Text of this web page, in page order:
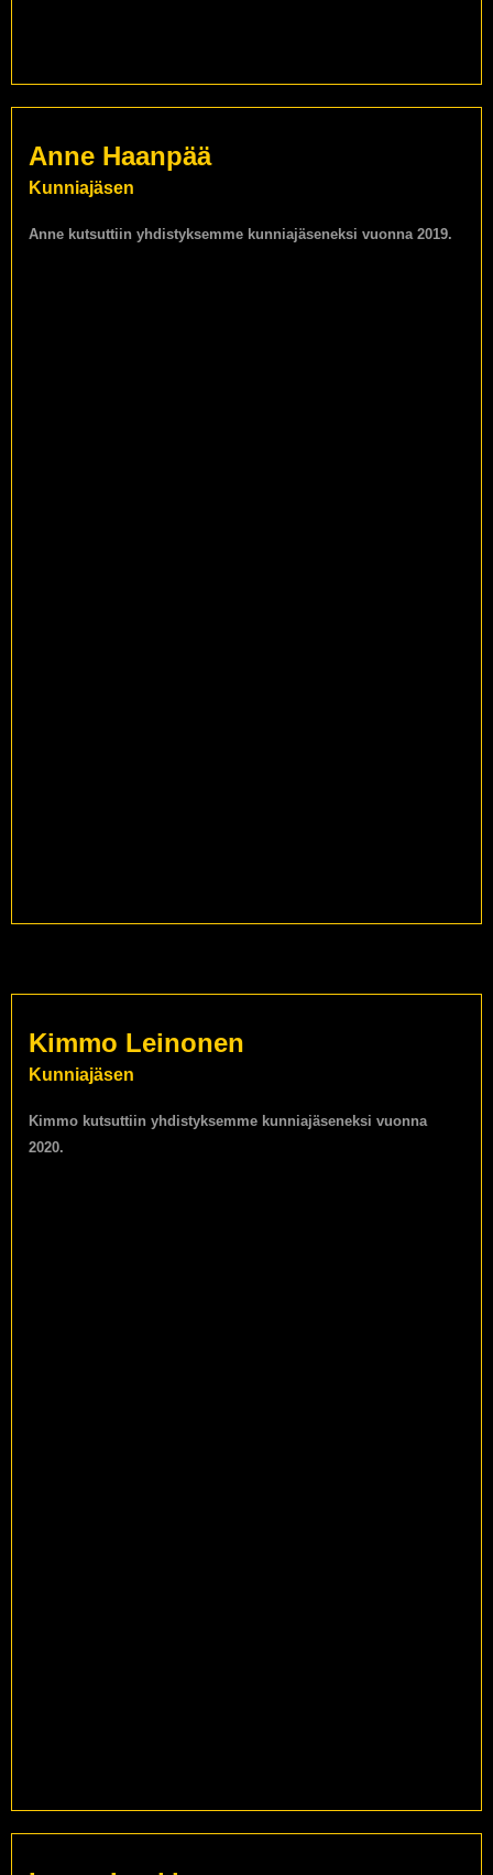
Anne Haanpää
Kunniajäsen
Anne kutsuttiin yhdistyksemme kunniajäseneksi vuonna 2019.
Kimmo Leinonen
Kunniajäsen
Kimmo kutsuttiin yhdistyksemme kunniajäseneksi vuonna
2020.